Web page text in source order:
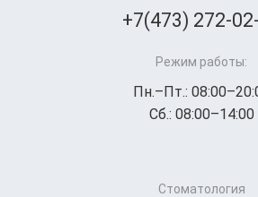
+7(473) 272-
Режим работы:
Пн.–Пт.:
Сб.: 08:00–14:00
Стоматология